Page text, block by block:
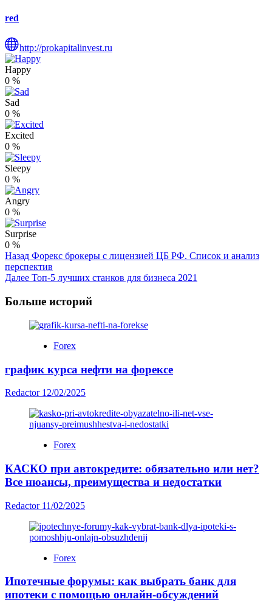
red
http://prokapitalinvest.ru
Happy
0 %
Sad
0 %
Excited
0 %
Sleepy
0 %
Angry
0 %
Surprise
0 %
Post
Navigation
Назад Форекс брокеры с лицензией ЦБ РФ. Список и анализ
перспектив
Далее Топ-5 лучших станков для бизнеса 2021
Больше историй
Forex
график курса нефти на форексе
Redactor 12/02/2025
Forex
КАСКО при автокредите: обязательно или нет?
Все нюансы, преимущества и недостатки
Redactor 11/02/2025
Forex
Ипотечные форумы: как выбрать банк для
ипотеки с помощью онлайн-обсуждений